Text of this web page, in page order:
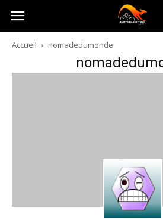
Australia-
australie.com
Accueil nomadedumonde